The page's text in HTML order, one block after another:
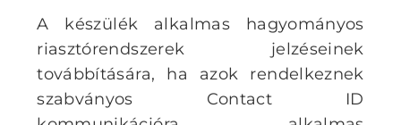
A készülék alkalmas hagyományos
riasztórendszerek jelzéseinek
továbbítására, ha azok rendelkeznek
szabványos Contact ID